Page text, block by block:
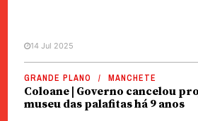
14 Jul 2025
GRANDE PLANO MANCHETE
Coloane | Governo cancelou
museu das palafitas há 9 anos